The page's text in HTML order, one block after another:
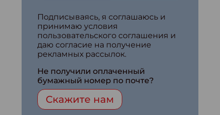
Подписываясь, я соглашаюсь и
принимаю условия
пользовательского соглашения и
даю согласие на получение
рекламных рассылок.
Не получили оплаченный
бумажный номер по почте?
Скажите нам